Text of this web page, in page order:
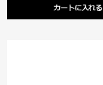
カートに入れる